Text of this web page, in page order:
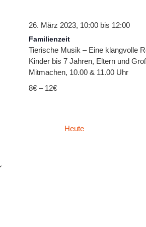
Familienzeit
26. März 2023, 10:00bis 12:00
Tierische Musik – Eine klangvolle
Kinder bis 7 Jahren, Eltern und
Mitmachen, 10.00 & 11.00 Uhr
8€ – 12€
Heute